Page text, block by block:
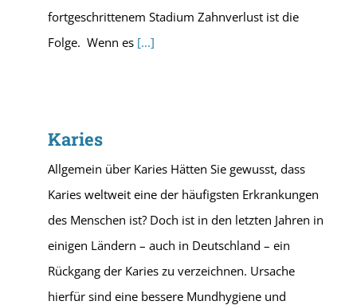
fortgeschrittenem Stadium Zahnverlust ist die
Folge. Wenn es [...]
Karies
Allgemein über Karies Hätten Sie gewusst, dass
Karies weltweit eine der häufigsten Erkrankungen
des Menschen ist? Doch ist in den letzten Jahren in
einigen Ländern – auch in Deutschland – ein
Rückgang der Karies zu verzeichnen. Ursache
hierfür sind eine bessere Mundhygiene und